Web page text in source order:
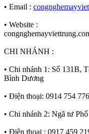
• Email :
• Website :
CHI NHÁNH :
• Chi nhánh 1: Số 131B,
Bình Dương
• Điện thoại: 0914 754
• Chi nhánh 2: Ngã tư
• Điên thoại : 0917 459